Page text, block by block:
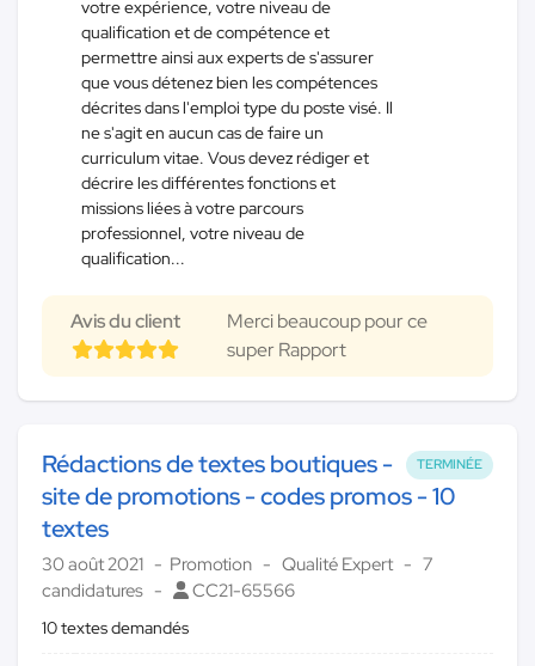
votre expérience, votre niveau de
qualification et de compétence et
permettre ainsi aux experts de s'assurer
que vous détenez bien les compétences
décrites dans l'emploi type du poste visé. Il
ne s'agit en aucun cas de faire un
curriculum vitae. Vous devez rédiger et
décrire les différentes fonctions et
missions liées à votre parcours
professionnel, votre niveau de
qualification...
Avis du client
Merci beaucoup pour ce
super Rapport
TERMINÉE
Rédactions de textes boutiques -
site de promotions - codes promos - 10
textes
30 août 2021 Promotion Qualité Expert
7
candidatures
CC21-65566
10 textes demandés